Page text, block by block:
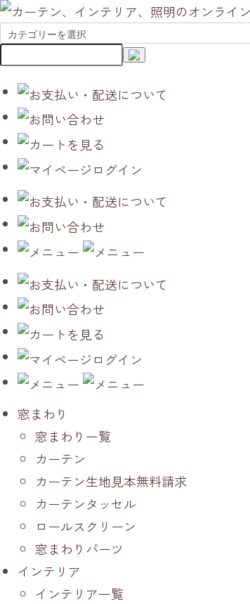
窓まわり
窓まわり一覧
カーテン
カーテン生地見本無料請求
カーテンタッセル
ロールスクリーン
窓まわりパーツ
インテリア
インテリア一覧